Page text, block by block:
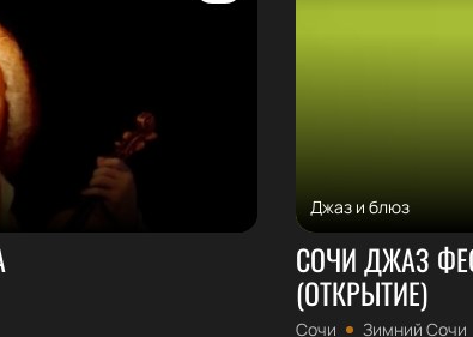
Джаз и блюз
СОЧИ ДЖАЗ
(ОТКРЫТИЕ)
Сочи Зимний Сочи